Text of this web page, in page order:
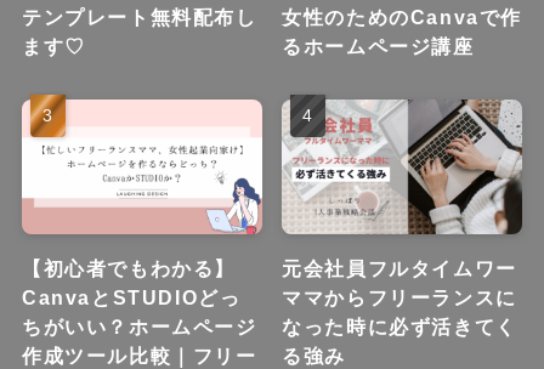
テンプレート無料配布し
ます♡
女性のためのCanvaで作
るホームページ講座
【初心者でもわかる】
CanvaとSTUDIOどっ
ちがいい？ホームページ
作成ツール比較｜フリー
元会社員フルタイムワー
ママからフリーランスに
なった時に必ず活きてく
る強み